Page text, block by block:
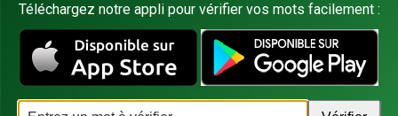
Téléchargez notre appli pour vérifier vos mots facilement :